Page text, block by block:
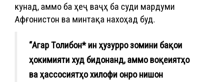
кунад, аммо ба ҳеҷ ваҷҳ ба суди мардуми
Афғонистон ва минтақа нахоҳад буд.
“Агар Толибон* ин ҳузурро зомини бақои
ҳокимияти худ бидонанд, аммо воқеиятҳо
ва ҳассосиятҳо хилофи онро нишон